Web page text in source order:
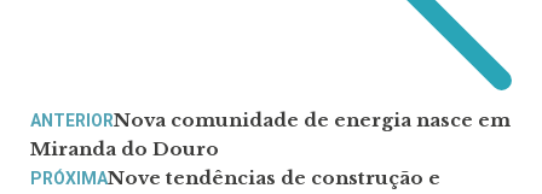
ANTERIORNova comunidade de energia nasce em
Miranda do Douro
PRÓXIMANove tendências de construção e